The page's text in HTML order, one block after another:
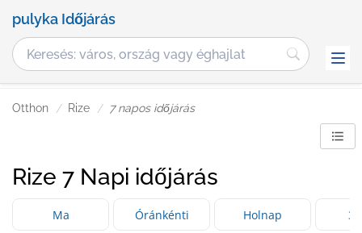
pulyka Időjárás
Otthon Rize 7 napos időjárás
Rize 7 Napi időjárás
Ma Óránkénti Holnap 3